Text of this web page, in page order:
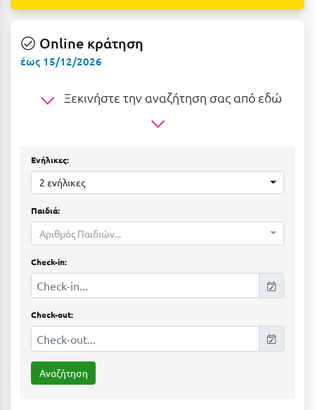
Διακοπτό
Ελάτη Αρκαδίας
Ελούντα Κρήτης
Ερέτρια
Ερμιόνη
Εύβοια
Ευρυτανία
Ζαγοροχώρια
Online κράτηση
έως 15/12/2026
Ξεκινήστε την αναζήτηση σας από εδώ
Ενήλικες:
2 ενήλικες
Παιδιά:
Αριθμός Παιδιών...
Check-in:
Check-out: